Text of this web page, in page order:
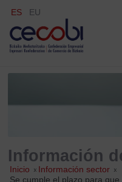
ES EU
Información
Inicio » Información sector »
Se cumple el plazo para